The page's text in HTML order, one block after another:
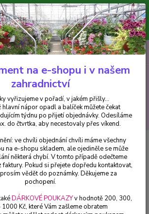
pro odeslání z e-shopu je 300 Kč.
nápor objednávek opadl a balíček můžete čekat
týdnu po přijetí objednávky. Objednávky
v pořadí, v jakém přišly...
CZK
Hledat
0ks
za0 Kč
Jollies Maxime 1189 F
Maxime 1189 F
na e-shopu i v našem
zahradnictví
vyřizujeme v pořadí, v jakém přišly...
hlavní nápor opadl a balíček můžete čekat
týdnu po přijetí objednávky. Odesíláme
do čtvrtka, aby necestovaly přes víkend.
ve chvíli objednání chvíli máme všechny
na e-shopu skladem, ale ojediněle se může
některá chybí. V tomto případě odečteme
faktury. Pokud si přejete dopředu kontaktovat,
vědět do poznámky. Děkujeme za
pochopení.
DÁRKOVÉ POUKAZYv hodnotě 200, 300,
Kč, které Vám zašleme obratem